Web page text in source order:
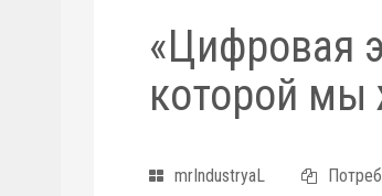
«Цифровая
которой мы
mrIndustryaL